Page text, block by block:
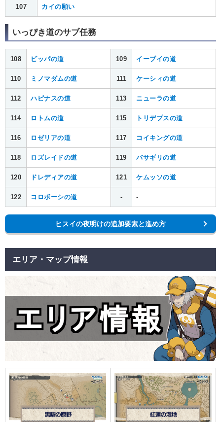
107 カイの願い
いっぴき道のサブ任務
108 ビッパの道 109 イーブイの道
110 ミノマダムの道 111 ケーシィの道
112 ハピナスの道 113 ニューラの道
114 ロトムの道 115 トリデプスの道
116 ロゼリアの道 117 コイキングの道
118 ロズレイドの道 119 バサギリの道
120 ドレディアの道 121 ケムッソの道
122 コロボーシの道 - -
ヒスイの夜明けの追加要素と進め方
エリア・マップ情報